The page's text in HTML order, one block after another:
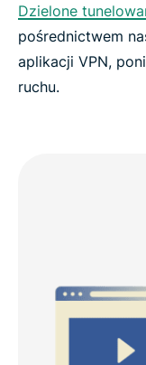
Dzielone
pośrednictwem
aplikacji VPN,
ruchu.